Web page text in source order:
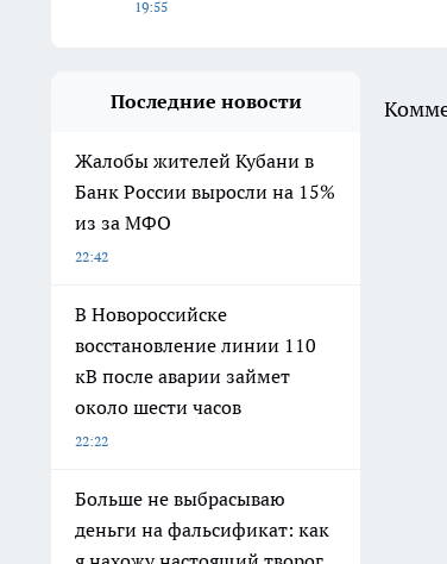
19:55
Последние новости
Жалобы жителей Кубани в
Банк России выросли на 15%
из за МФО
22:42
В Новороссийске
восстановление линии 110
кВ после аварии займет
около шести часов
22:22
Больше не выбрасываю
деньги на фальсификат: как